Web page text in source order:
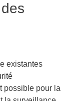
existantes
possible pour la